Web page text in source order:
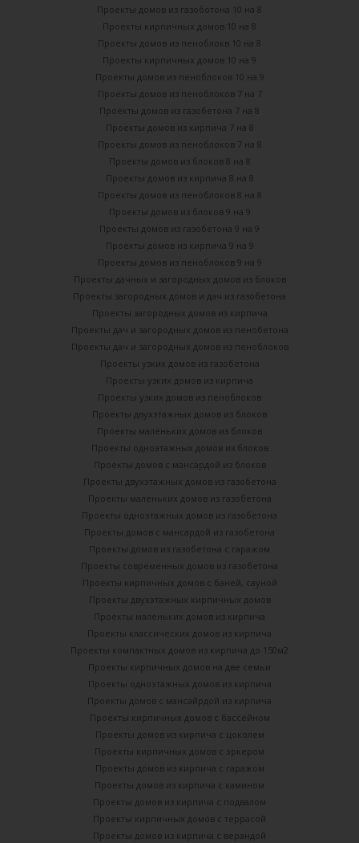
Проекты домов из газоботона 10 на 8
Проекты кирпичных домов 10 на 8
Проекты домов из пеноблокв 10 на 8
Проекты кирпичных домов 10 на 9
Проекты домов из пеноблоков 10 на 9
Проекты домов из пеноблоков 7 на 7
Проекты домов из газобетона 7 на 8
Проекты домов из кирпича 7 на 8
Проекты домов из пеноблоков 7 на 8
Проекты домов из блоков 8 на 8
Проекты домов из кирпича 8 на 8
Проекты домов из пеноблоков 8 на 8
Проекты домов из блоков 9 на 9
Проекты домов из газобетона 9 на 9
Проекты домов из кирпича 9 на 9
Проекты домов из пеноблоков 9 на 9
Проекты дачных и загородных домов из блоков
Проекты загородных домов и дач из газобетона
Проекты загородных домов из кирпича
Проекты дач и загородных домов из пенобетона
Проекты дач и загородных домов из пеноблоков
Проекты узких домов из газобетона
Проекты узких домов из кирпича
Проекты узких домов из пеноблоков
Проекты двухэтажных домов из блоков
Проекты маленьких домов из блоков
Проекты одноэтажных домов из блоков
Проекты домов с мансардой из блоков
Проекты двухэтажных домов из газобетона
Проекты маленьких домов из газобетона
Проекты одноэтажных домов из газобетона
Проекты домов с мансардой из газобетона
Проекты домов из газобетона с гаражом
Проекты современных домов из газобетона
Проекты кирпичных домов с баней, сауной
Проекты двухэтажных кирпичных домов
Проекты маленьких домов из кирпича
Проекты классических домов из кирпича
Проекты компактных домов из кирпича до 150м2
Проекты кирпичных домов на две семьи
Проекты одноэтажных домов из кирпича
Проекты домов с мансайрдой из кирпича
Проекты кирпичных домов с бассейном
Проекты домов из кирпича с цоколем
Проекты кирпичных домов с эркером
Проекты домов из кирпича с гаражом
Проекты домов из кирпича с камином
Проекты домов из кирпича с подвалом
Проекты кирпичных домов с террасой
Проекты домов из кирпича с верандой